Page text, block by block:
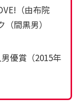
（由布院
間黒男）
優賞（2015年